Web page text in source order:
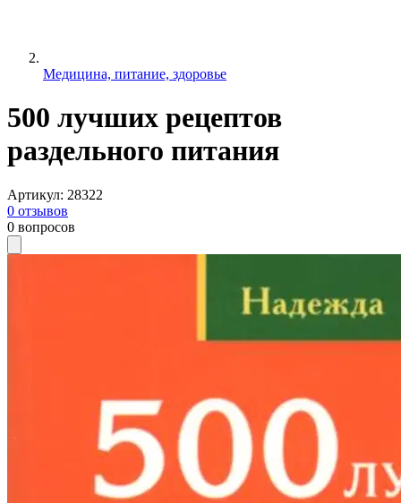
Медицина, питание, здоровье
500 лучших рецептов
раздельного питания
Артикул: 28322
0 отзывов
0 вопросов